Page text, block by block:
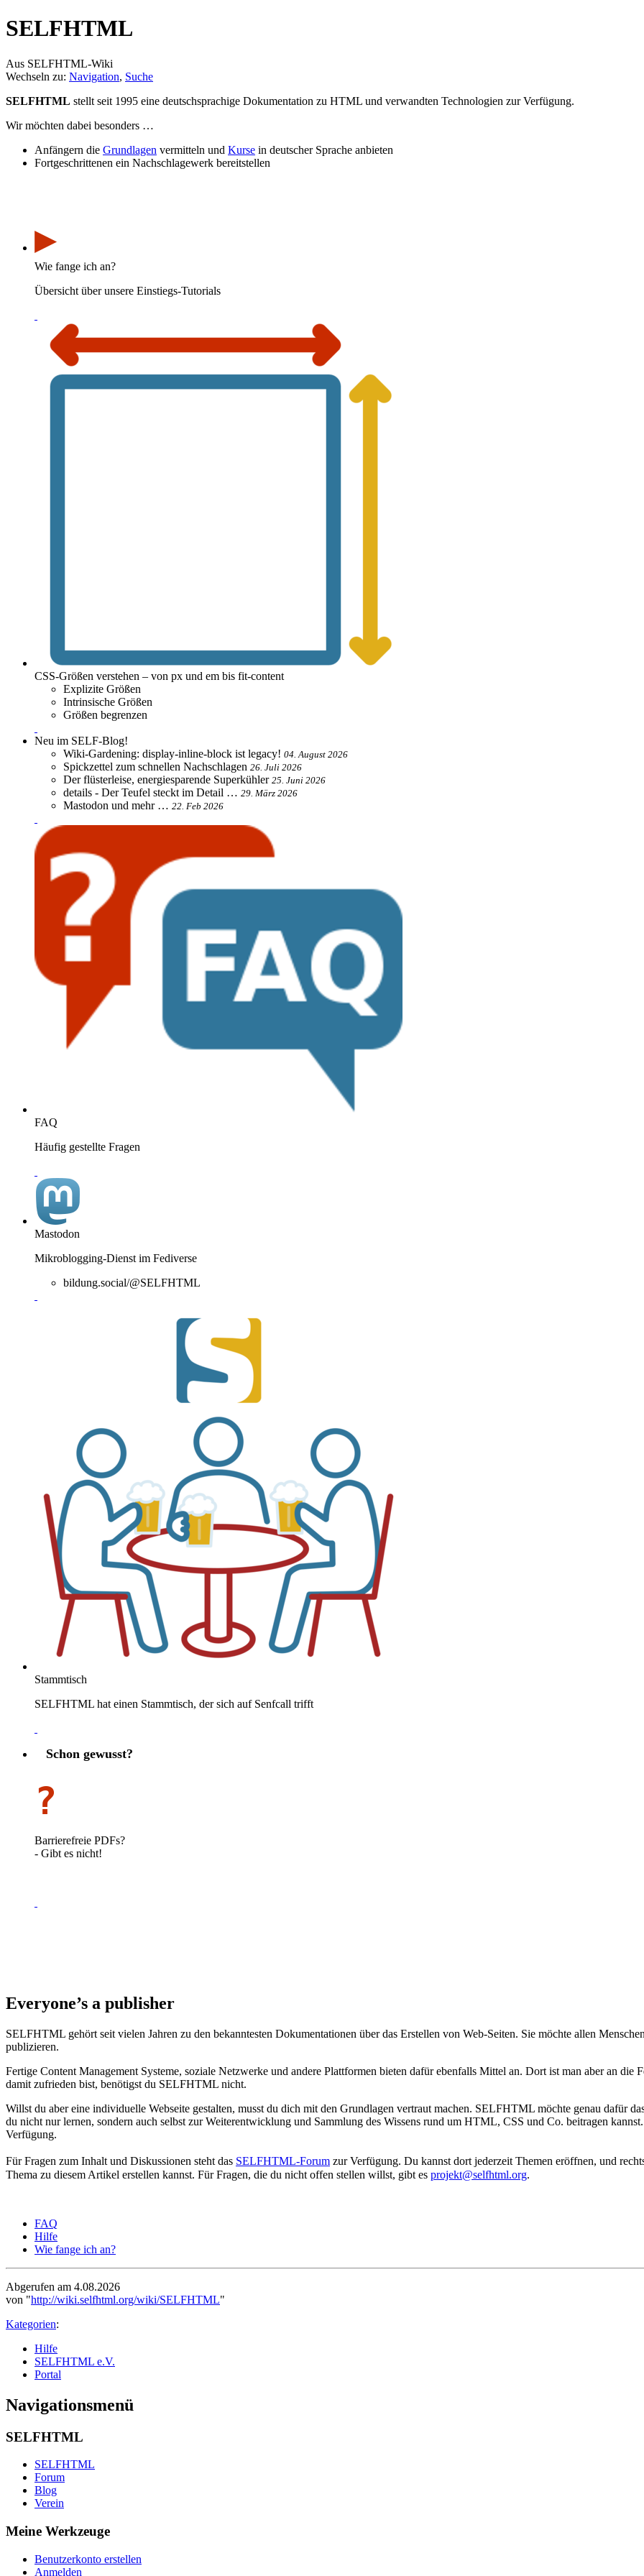
SELFHTML
Aus SELFHTML-Wiki
Wechseln zu: Navigation, Suche
SELFHTML stellt seit 1995 eine deutschsprachige Dokumentation zu HTML und verwandten Technologien zur Verfügung.
Wir möchten dabei besonders …
Anfängern die Grundlagen vermitteln und Kurse in deutscher Sprache anbieten
Fortgeschrittenen ein Nachschlagewerk bereitstellen
▶
Wie fange ich an?
Übersicht über unsere Einstiegs-Tutorials
CSS-Größen verstehen – von px und em bis fit-content
Explizite Größen
Intrinsische Größen
Größen begrenzen
Neu im SELF-Blog!
Wiki-Gardening: display-inline-block ist legacy! 04. August 2026
Spickzettel zum schnellen Nachschlagen 26. Juli 2026
Der flüsterleise, energiesparende Superkühler 25. Juni 2026
details - Der Teufel steckt im Detail … 29. März 2026
Mastodon und mehr … 22. Feb 2026
FAQ
Häufig gestellte Fragen
Mastodon
Mikroblogging-Dienst im Fediverse
bildung.social/@SELFHTML
Stammtisch
SELFHTML hat einen Stammtisch, der sich auf Senfcall trifft
Schon gewusst?
?
Barrierefreie PDFs?
- Gibt es nicht!
Everyone’s a publisher
SELFHTML gehört seit vielen Jahren zu den bekanntesten Dokumentationen über das Erstellen von Web-Seiten. Sie möchte allen
publizieren.
Fertige Content Management Systeme, soziale Netzwerke und andere Plattformen bieten dafür ebenfalls Mittel an. Dort ist man aber an
damit zufrieden bist, benötigst du SELFHTML nicht.
Willst du aber eine individuelle Webseite gestalten, musst du dich mit den Grundlagen vertraut machen. SELFHTML möchte genau dafür
du nicht nur lernen, sondern auch selbst zur Weiterentwicklung und Sammlung des Wissens rund um HTML, CSS und Co. beitragen
Verfügung.
Für Fragen zum Inhalt und Diskussionen steht das SELFHTML-Forum zur Verfügung. Du kannst dort jederzeit Themen eröffnen, und
Thema zu diesem Artikel erstellen kannst. Für Fragen, die du nicht offen stellen willst, gibt es projekt@selfhtml.org.
FAQ
Hilfe
Wie fange ich an?
Abgerufen am 4.08.2026
von "http://wiki.selfhtml.org/wiki/SELFHTML"
Kategorien:
Hilfe
SELFHTML e.V.
Portal
Navigationsmenü
SELFHTML
SELFHTML
Forum
Blog
Verein
Meine Werkzeuge
Benutzerkonto erstellen
Anmelden